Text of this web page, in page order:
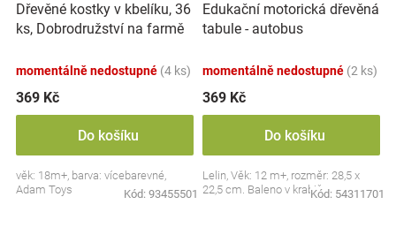
Dřevěné kostky v kbelíku, 36
ks, Dobrodružství na farmě
momentálně nedostupné (4 ks)
369 Kč
Do košíku
věk: 18m+, barva: vícebarevné,
Adam Toys
Kód: 93455501
Edukační motorická dřevěná
tabule - autobus
momentálně nedostupné (2 ks)
369 Kč
Do košíku
Lelin, Věk: 12 m+, rozměr: 28,5 x
22,5 cm. Baleno v krabičce.
Kód: 54311701